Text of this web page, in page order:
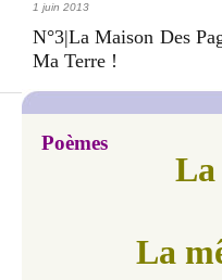
1 juin 2013
N°3|La Maison Des
Ma Terre !
Poèmes
La
La